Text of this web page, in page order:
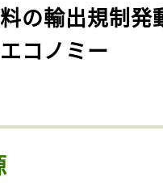
の輸出規制発
コノミー